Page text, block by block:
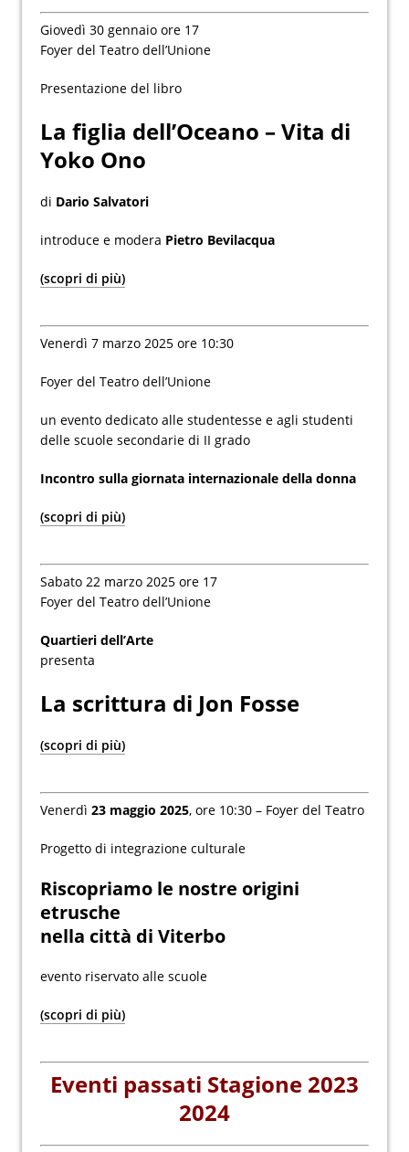
Giovedì 30 gennaio ore 17
Foyer del Teatro dell’Unione
Presentazione del libro
La figlia dell’Oceano – Vita di
Yoko Ono
di Dario Salvatori
introduce e modera Pietro Bevilacqua
(scopri di più)
Venerdì 7 marzo 2025 ore 10:30
Foyer del Teatro dell’Unione
un evento dedicato alle studentesse e agli studenti
delle scuole secondarie di II grado
Incontro sulla giornata internazionale della donna
(scopri di più)
Sabato 22 marzo 2025 ore 17
Foyer del Teatro dell’Unione
Quartieri dell’Arte
presenta
La scrittura di Jon Fosse
(scopri di più)
Venerdì 23 maggio 2025, ore 10:30 – Foyer del Teatro
Progetto di integrazione culturale
Riscopriamo le nostre origini
etrusche
nella città di Viterbo
evento riservato alle scuole
(scopri di più)
Eventi passati Stagione 2023
2024